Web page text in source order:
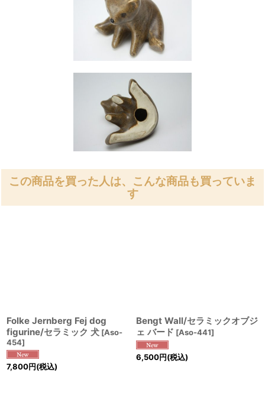
この商品を買った人は、こんな商品も買っていま
す
Folke Jernberg Fej dog
figurine/セラミック 犬 [Aso-
454]
7,800円(税込)
Bengt Wall/セラミックオブジ
ェ バード [Aso-441]
6,500円(税込)